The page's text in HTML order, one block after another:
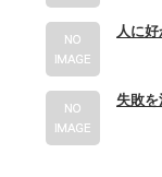
人に
失敗